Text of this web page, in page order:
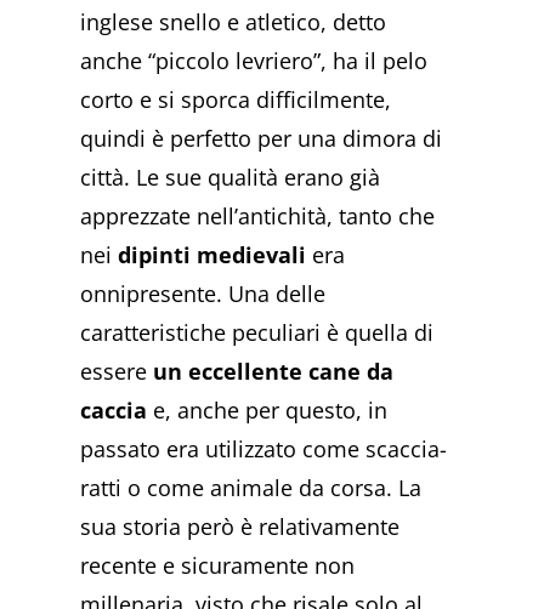
inglese snello e atletico, detto
anche “piccolo levriero”, ha il pelo
corto e si sporca difficilmente,
quindi è perfetto per una dimora di
città. Le sue qualità erano già
apprezzate nell’antichità, tanto che
neidipinti medievali era
onnipresente. Una delle
caratteristiche peculiari è quella di
essere un eccellente cane da
caccia e, anche per questo, in
passato era utilizzato come scaccia-
ratti o come animale da corsa. La
sua storia però è relativamente
recente e sicuramente non